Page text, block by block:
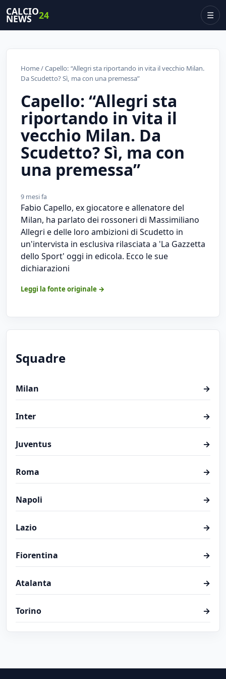
CALCIO
NEWS 24 ☰
Home/ Capello: “Allegri sta riportando in vita il vecchio Milan.
Da Scudetto? Sì, ma con una premessa”
Capello: “Allegri sta
riportando in vita il
vecchio Milan. Da
Scudetto? Sì, ma con
una premessa”
9 mesi fa
Fabio Capello, ex giocatore e allenatore del
Milan, ha parlato dei rossoneri di Massimiliano
Allegri e delle loro ambizioni di Scudetto in
un'intervista in esclusiva rilasciata a 'La Gazzetta
dello Sport' oggi in edicola. Ecco le sue
dichiarazioni
Leggi la fonte originale →
Squadre
Milan →
Inter →
Juventus →
Roma →
Napoli →
Lazio →
Fiorentina →
Atalanta →
Torino →